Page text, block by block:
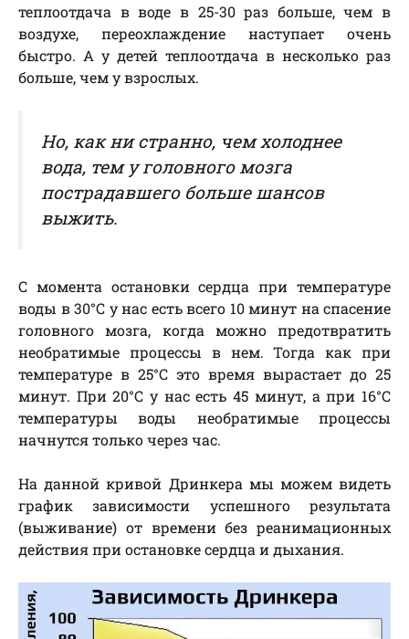
теплоотдача в воде в 25-30 раз больше, чем в
воздухе, переохлаждение наступает очень
быстро. А у детей теплоотдача в несколько раз
больше, чем у взрослых.
Но, как ни странно, чем холоднее
вода, тем у головного мозга
пострадавшего больше шансов
выжить.
С момента остановки сердца при температуре
воды в 30°С у нас есть всего 10 минут на спасение
головного мозга, когда можно предотвратить
необратимые процессы в нем. Тогда как при
температуре в 25°С это время вырастает до 25
минут. При 20°С у нас есть 45 минут, а при 16°С
температуры воды необратимые процессы
начнутся только через час.
На данной кривой Дринкера мы можем видеть
график зависимости успешного результата
(выживание) от времени без реанимационных
действия при остановке сердца и дыхания.